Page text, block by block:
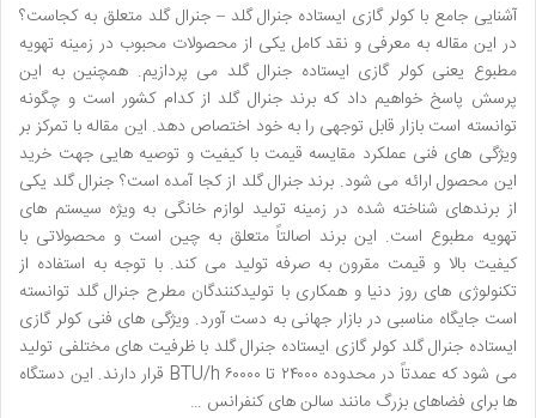
آشنایی جامع با کولر گازی ایستاده جنرال گلد – جنرال گلد متعلق به کجاست؟
در این مقاله به معرفی و نقد کامل یکی از محصولات محبوب در زمینه تهویه
مطبوع یعنی کولر گازی ایستاده جنرال گلد می پردازیم. همچنین به این
پرسش پاسخ خواهیم داد که برند جنرال گلد از کدام کشور است و چگونه
توانسته است بازار قابل توجهی را به خود اختصاص دهد. این مقاله با تمرکز بر
ویژگی های فنی عملکرد مقایسه قیمت با کیفیت و توصیه هایی جهت خرید
این محصول ارائه می شود. برند جنرال گلد از کجا آمده است؟ جنرال گلد یکی
از برندهای شناخته شده در زمینه تولید لوازم خانگی به ویژه سیستم های
تهویه مطبوع است. این برند اصالتاً متعلق به چین است و محصولاتی با
کیفیت بالا و قیمت مقرون به صرفه تولید می کند. با توجه به استفاده از
تکنولوژی های روز دنیا و همکاری با تولیدکنندگان مطرح جنرال گلد توانسته
است جایگاه مناسبی در بازار جهانی به دست آورد. ویژگی های فنی کولر گازی
ایستاده جنرال گلد کولر گازی ایستاده جنرال گلد با ظرفیت های مختلفی تولید
می شود که عمدتاً در محدوده ۲۴۰۰۰ تا ۶۰۰۰۰ BTU/h قرار دارند. این دستگاه
ها برای فضاهای بزرگ مانند سالن های کنفرانس …